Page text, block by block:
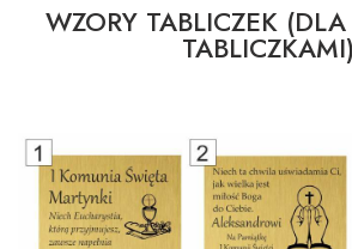
WZORY TABLICZEK
TABLICZKAMI)